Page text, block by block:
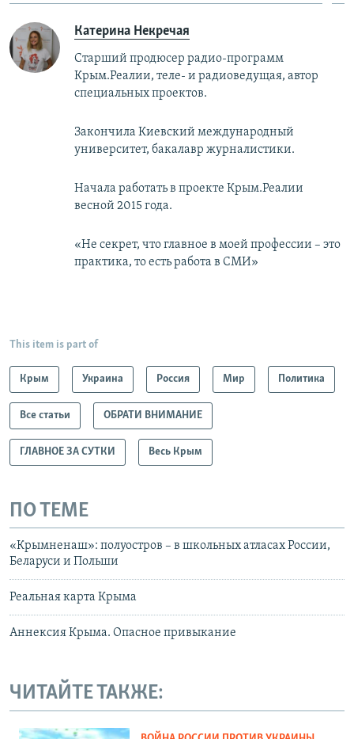
Катерина Некречая
Старший продюсер радио-программ
Крым.Реалии, теле- и радиоведущая, автор
специальных проектов.
Закончила Киевский международный
университет, бакалавр журналистики.
Начала работать в проекте Крым.Реалии
весной 2015 года.
«Не секрет, что главное в моей профессии – это
практика, то есть работа в СМИ»
This item is part of
Крым Украина Россия Мир Политика
Все статьи ОБРАТИ ВНИМАНИЕ
ГЛАВНОЕ ЗА СУТКИ Весь Крым
ПО ТЕМЕ
«Крымненаш»: полуостров – в школьных атласах России,
Беларуси и Польши
Реальная карта Крыма
Аннексия Крыма. Опасное привыкание
ЧИТАЙТЕ ТАКЖЕ: